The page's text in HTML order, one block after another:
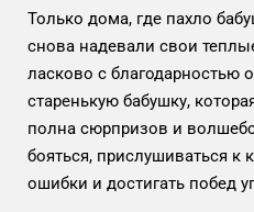
Только дома, где пахло
снова надевали свои
ласково с благодарностью
старенькую бабушку,
полна сюрпризов и
бояться, прислушиваться к
ошибки и достигать побед